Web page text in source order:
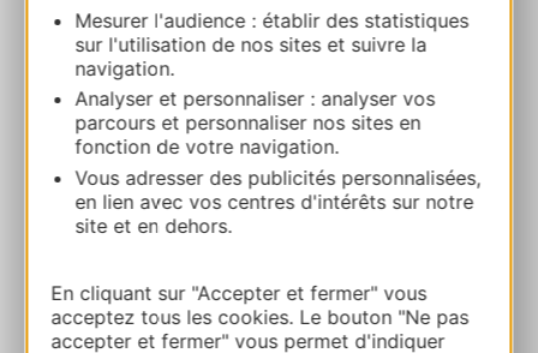
Mesurer l'audience : établir des statistiques
sur l'utilisation de nos sites et suivre la
navigation.
Analyser et personnaliser : analyser vos
parcours et personnaliser nos sites en
fonction de votre navigation.
Vous adresser des publicités personnalisées,
en lien avec vos centres d'intérêts sur notre
site et en dehors.
En cliquant sur "Accepter et fermer" vous
acceptez tous les cookies. Le bouton "Ne pas
accepter et fermer" vous permet d'indiquer
Bereken uw route
+33565421714
+33607048316
E-mail